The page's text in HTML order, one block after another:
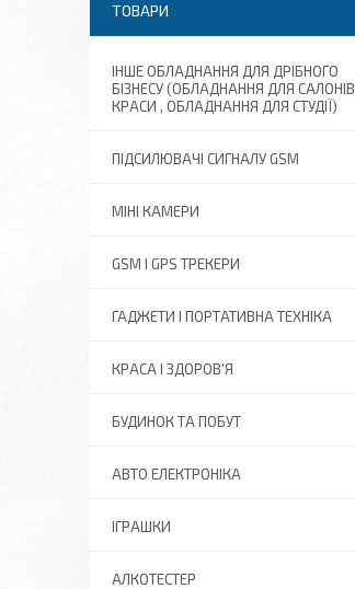
ТОВАРИ
ІНШЕ ОБЛАДНАННЯ ДЛЯ ДРІБНОГО
БІЗНЕСУ (ОБЛАДНАННЯ ДЛЯ САЛОНІВ
КРАСИ , ОБЛАДНАННЯ ДЛЯ СТУДІЇ)
ПІДСИЛЮВАЧІ СИГНАЛУ GSM
МІНІ КАМЕРИ
GSM І GPS ТРЕКЕРИ
ГАДЖЕТИ І ПОРТАТИВНА ТЕХНІКА
КРАСА І ЗДОРОВ'Я
БУДИНОК ТА ПОБУТ
АВТО ЕЛЕКТРОНІКА
ІГРАШКИ
АЛКОТЕСТЕР